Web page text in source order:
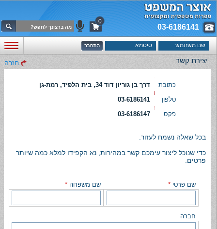
03-6186141
0
יצירת קשר חזרה
כתובת
דרך בן גוריון דוד 34, בית הלפיד, רמת-גן
טלפון
03-6186141
פקס
03-6186147
בכל שאלה נשמח לעזור.
כדי שנוכל ליצור עימכם קשר במהירות, נא הקפידו למלא כמה שיותר
פרטים.
שם פרטי * שם משפחה *
חברה